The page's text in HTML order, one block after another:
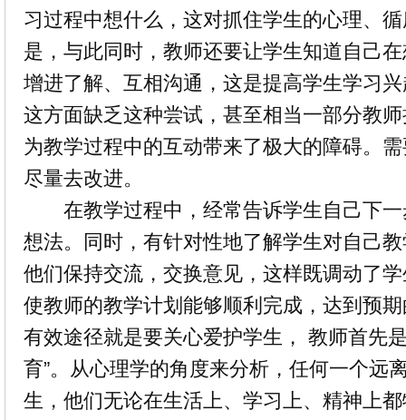
习过程中想什么，这对抓住学生的心理、
是，与此同时，教师还要让学生知道自己
增进了解、互相沟通，这是提高学生学习
这方面缺乏这种尝试，甚至相当一部分教
为教学过程中的互动带来了极大的障碍。
尽量去改进。
在教学过程中，经常告诉学生自己下一
想法。同时，有针对性地了解学生对自己
他们保持交流，交换意见，这样既调动了
使教师的教学计划能够顺利完成，达到预
有效途径就是要关心爱护学生， 教师首先
育”。从心理学的角度来分析，任何一个远
生，他们无论在生活上、学习上、精神上